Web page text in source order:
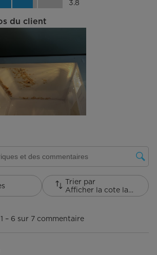
3.8
du client
Trier par
Afficher la cote la plus élevée à la plus faible
1 – 6 sur 7 commentaire